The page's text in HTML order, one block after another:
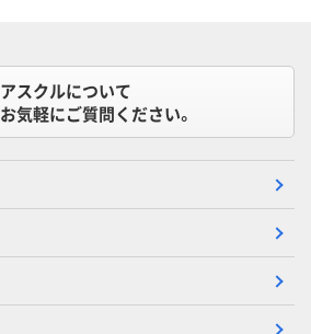
アスクルについて
お気軽にご質問ください。